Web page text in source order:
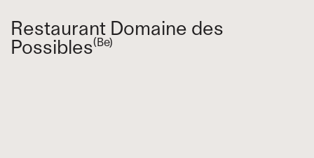
Restaurant Domaine des
Possibles(Be)